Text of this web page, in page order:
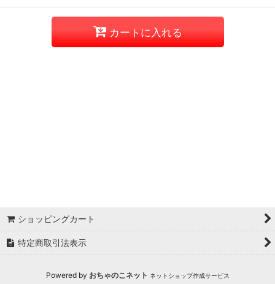
カートに入れる
ショッピングカート
特定商取引法表示
Powered by おちゃのこネット ネットショップ作成サービス